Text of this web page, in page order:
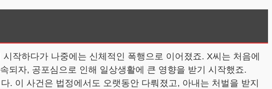
작하다가 나중에는 신체적인 폭행으로 이어졌죠. X씨는 처음에
되자, 공포심으로 인해 일상생활에 큰 영향을 받기 시작했죠.
. 이 사건은 법정에서도 오랫동안 다뤄졌고, 아내는 처벌을 받지